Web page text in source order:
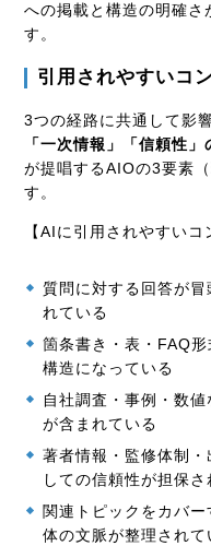
への掲載と構造の明確さ
す。
引用されやすいコ
3つの経路に共通して影
「一次情報」「信頼性」
が提唱するAIOの3要素
す。
【AIに引用されやすいコ
質問に対する回答が
れている
箇条書き・表・FAQ
構造になっている
自社調査・事例・数
が含まれている
著者情報・監修体制
しての信頼性が担保さ
関連トピックをカバ
体の文脈が整理されて